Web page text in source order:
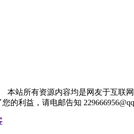
本站所有资源内容均是网友于互联
的利益，请电邮告知